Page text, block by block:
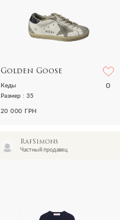
Golden Goose
0
Кеды
Размер : 35
20 000 ГРН
RafSimons
Частный продавец